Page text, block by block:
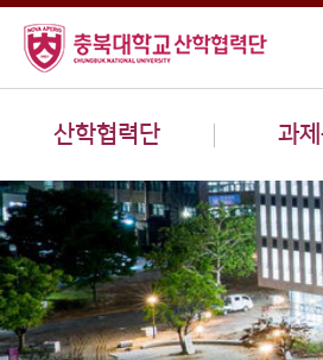
산학협력단 과